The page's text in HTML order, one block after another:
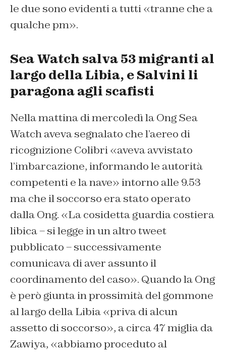
le due sono evidenti a tutti «tranne che a
qualche pm».
Sea Watch salva 53 migranti al
largo della Libia, e Salvini li
paragona agli scafisti
Nella mattina di mercoledì la Ong Sea
Watch aveva segnalato che l’aereo di
ricognizione Colibri «aveva avvistato
l’imbarcazione, informando le autorità
competenti e la nave» intorno alle 9.53
ma che il soccorso era stato operato
dalla Ong. «La cosidetta guardia costiera
libica – si legge in un altro tweet
pubblicato – successivamente
comunicava di aver assunto il
coordinamento del caso». Quando la Ong
è però giunta in prossimità del gommone
al largo della Libia «priva di alcun
assetto di soccorso», a circa 47 miglia da
Zawiya, «abbiamo proceduto al